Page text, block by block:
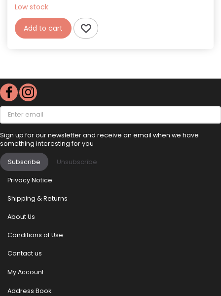
Low stock
Add to cart
Enter
email
Sign up for our newsletter and receive an email when we have
something interesting for you
Subscribe Unsubscribe
Privacy Notice
Shipping & Returns
About Us
Conditions of Use
Contact us
My Account
Address Book